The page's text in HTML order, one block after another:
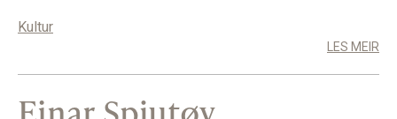
Kultur
LES MEIR